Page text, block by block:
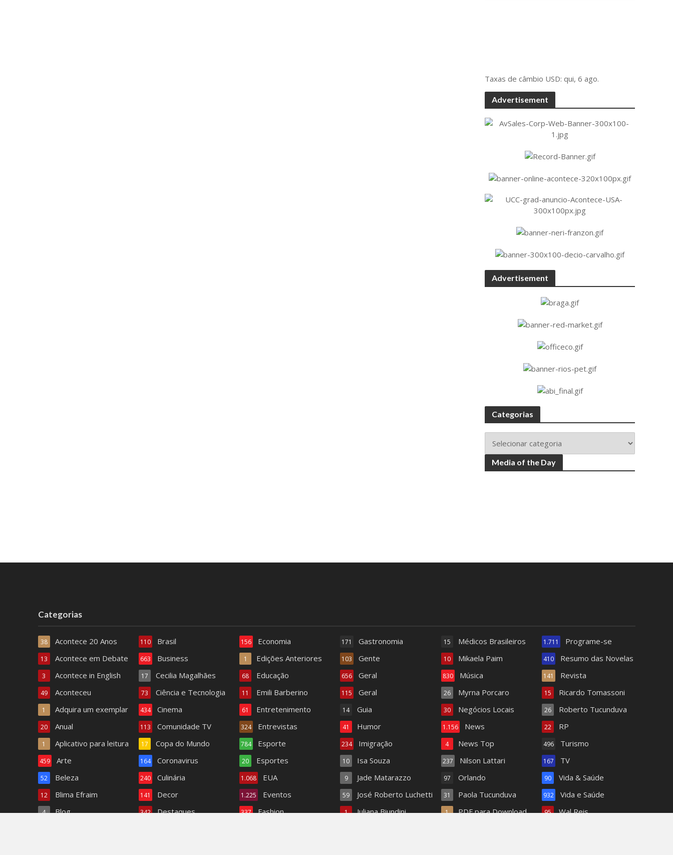
Taxas de câmbio USD: qui, 6 ago.
Advertisement
Advertisement
Categorias
Media of the Day
Categorias
Acontece 20 Anos
38
Acontece em Debate
13
Acontece in English
3
Aconteceu
49
Adquira um exemplar
1
Anual
20
Aplicativo para leitura
1
Arte
459
Beleza
52
Blima Efraim
12
Blog
4
Brasil
110
Business
663
Cecilia Magalhães
17
Ciência e Tecnologia
73
Cinema
434
Comunidade TV
113
Copa do Mundo
17
Coronavirus
164
Culinária
240
Decor
141
Destaques
342
Economia
156
Edições Anteriores
1
Educação
68
Emili Barberino
11
Entretenimento
61
Entrevistas
324
Esporte
784
Esportes
20
EUA
1.068
Eventos
1.225
Fashion
337
Gastronomia
171
Gente
103
Geral
656
Geral
115
Guia
14
Humor
41
Imigração
234
Isa Souza
10
Jade Matarazzo
9
José Roberto Luchetti
59
Juliana Biundini
1
Médicos Brasileiros
15
Mikaela Paim
10
Música
830
Myrna Porcaro
26
Negócios Locais
30
News
1.156
News Top
4
Nilson Lattari
237
Orlando
97
Paola Tucunduva
31
PDF para Download
1
Programe-se
1.711
Resumo das Novelas
410
Revista
141
Ricardo Tomassoni
15
Roberto Tucunduva
26
RP
22
Turismo
496
TV
167
Vida & Saúde
90
Vida e Saúde
932
Wal Reis
95